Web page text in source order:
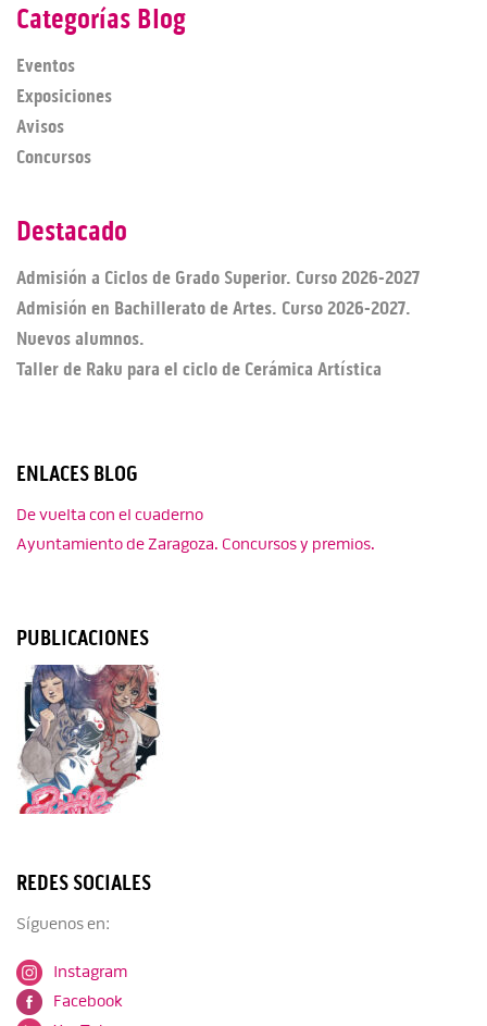
Categorías Blog
Eventos
Exposiciones
Avisos
Concursos
Destacado
Admisión a Ciclos de Grado Superior. Curso 2026-2027
Admisión en Bachillerato de Artes. Curso 2026-2027.
Nuevos alumnos.
Taller de Raku para el ciclo de Cerámica Artística
ENLACES BLOG
De vuelta con el cuaderno
Ayuntamiento de Zaragoza. Concursos y premios.
PUBLICACIONES
REDES SOCIALES
Síguenos en:
Instagram
Facebook